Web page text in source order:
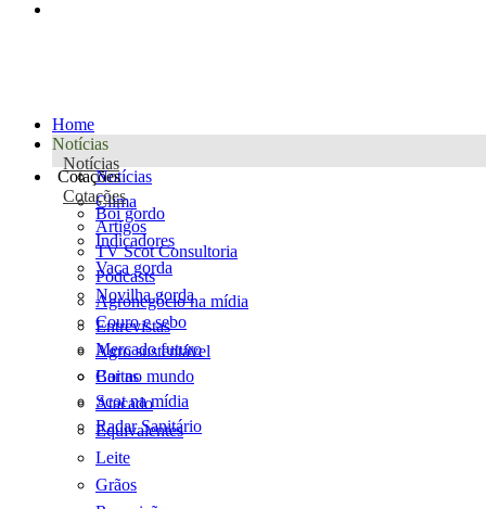
Home
Notícias
Notícias
Notícias
Clima
Artigos
TV Scot Consultoria
Podcasts
Agronegócio na mídia
Entrevistas
Agro sustentável
Cartas
Scot na mídia
Radar Sanitário
Cotações
Cotações
Boi gordo
Indicadores
Vaca gorda
Novilha gorda
Couro e sebo
Mercado futuro
Boi no mundo
Atacado
Equivalentes
Leite
Grãos